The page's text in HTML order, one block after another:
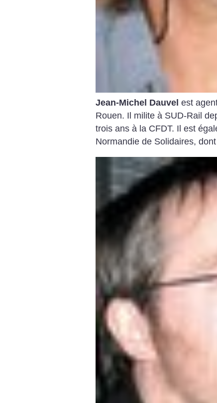
Jean-Michel Dauvel est
Rouen. Il milite à SUD-Rail
trois ans à la CFDT. Il est
Normandie de Solidaires,